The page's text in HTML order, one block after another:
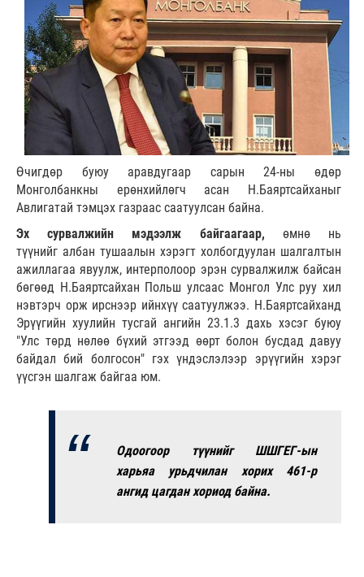
Өчигдөр буюу аравдугаар сарын 24-ны өдөр
Монголбанкны ерөнхийлөгч асан Н.Баяртсайханыг
Авлигатай тэмцэх газраас саатуулсан байна.
Эх сурвалжийн мэдээлж байгаагаар, өмнө нь
түүнийг албан тушаалын хэрэгт холбогдуулан шалгалтын
ажиллагаа явуулж, интерполоор эрэн сурвалжилж байсан
бөгөөд Н.Баяртсайхан Польш улсаас Монгол Улс руу хил
нэвтэрч орж ирснээр ийнхүү саатуулжээ. Н.Баяртсайханд
Эрүүгийн хуулийн тусгай ангийн 23.1.3 дахь хэсэг буюу
"Улс төрд нөлөө бүхий этгээд өөрт болон бусдад давуу
байдал бий болгосон" гэх үндэслэлээр эрүүгийн хэрэг
үүсгэн шалгаж байгаа юм.
Одоогоор түүнийг ШШГЕГ-ын
харьяа урьдчилан хорих 461-р
ангид цагдан хориод байна.